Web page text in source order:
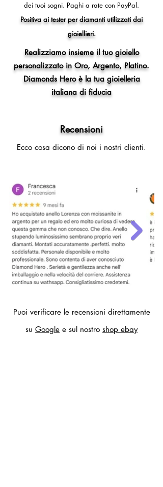
dei tuoi sogni. Paghi a rate con PayPal.
Positiva ai tester per diamanti utilizzati dai
gioiellieri.
Realizziamo insieme il tuo gioiello
personalizzato in Oro, Argento, Platino.
Diamonds Hero è la tua gioielleria
italiana di fiducia
Recensioni
Ecco cosa dicono di noi i nostri clienti.
Puoi verificare le recensioni direttamente
su Google e sul nostro shop ebay